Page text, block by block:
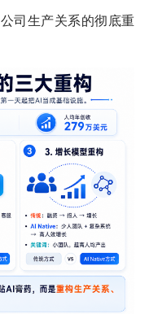
司生产关系的彻底重